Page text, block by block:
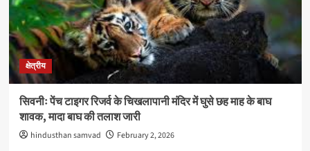
क्षेत्रीय
सिवनीः पेंच टाइगर रिजर्व के चिखलापानी मंदिर में घुसे छह माह के बाघ
शावक, मादा बाघ की तलाश जारी
hindusthan samvad February 2, 2026